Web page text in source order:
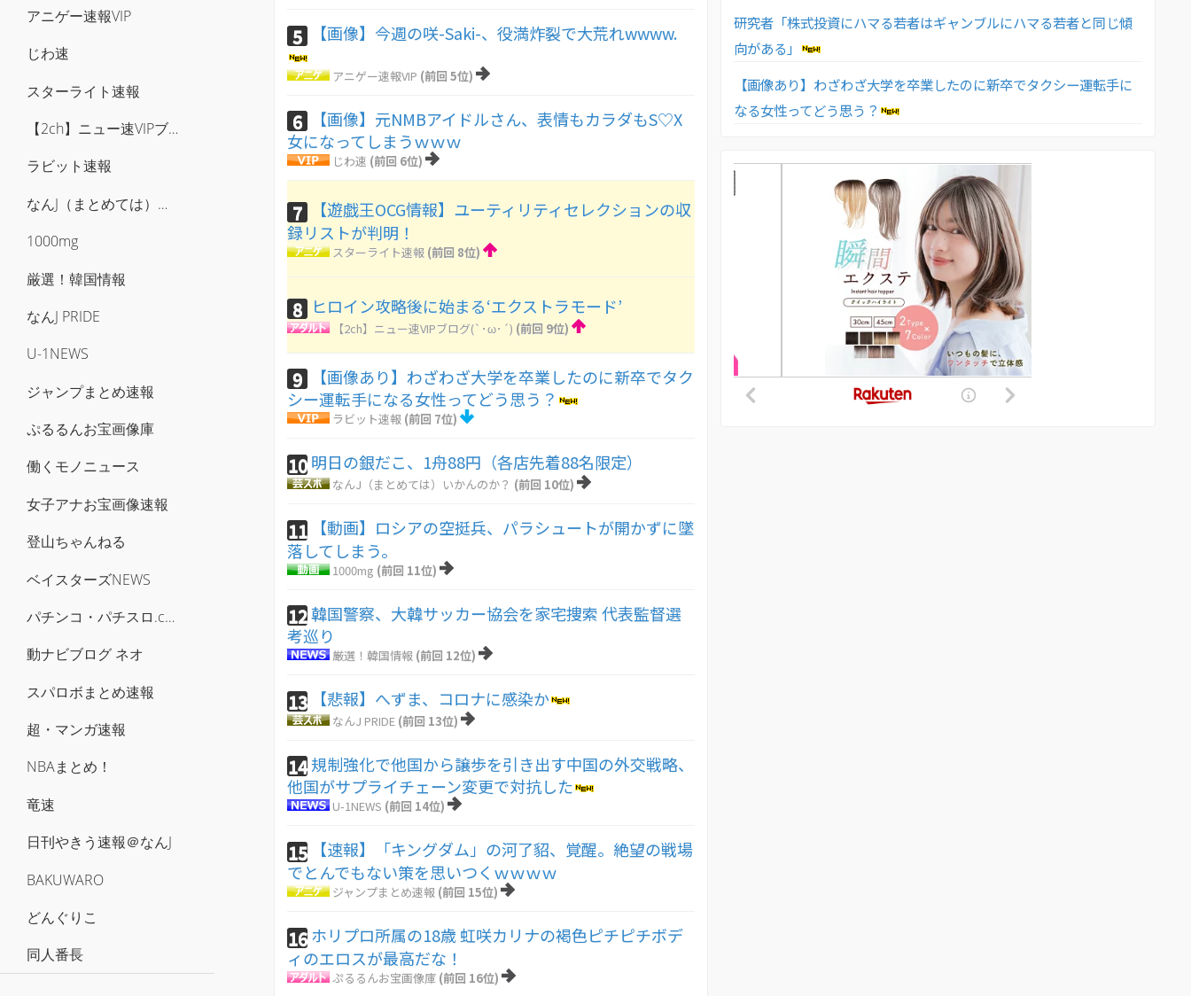
5 【画像】今週の咲-Saki-、役満炸裂で大荒れwwww.
アニゲー速報VIP (前回 5位)
6
【画像】元NMBアイドルさん、表情もカラダもS♡X
女になってしまうｗｗｗ
じわ速 (前回 6位)
7
【遊戯王OCG情報】ユーティリティセレクションの収
録リストが判明！
スターライト速報 (前回 8位)
8 ヒロイン攻略後に始まる‘エクストラモード’
【2ch】ニュー速VIPブログ(`･ω･´) (前回 9位)
9
【画像あり】わざわざ大学を卒業したのに新卒でタク
シー運転手になる女性ってどう思う？
ラビット速報 (前回 7位)
10 明日の銀だこ、1舟88円（各店先着88名限定）
なんJ（まとめては）いかんのか？ (前回 10位)
11
【動画】ロシアの空挺兵、パラシュートが開かずに墜
落してしまう。
1000mg (前回 11位)
12韓国警察、大韓サッカー協会を家宅捜索 代表監督選
考巡り
厳選！韓国情報 (前回 12位)
13 【悲報】へずま、コロナに感染か
なんJ PRIDE (前回 13位)
14規制強化で他国から譲歩を引き出す中国の外交戦略、
他国がサプライチェーン変更で対抗した
U-1NEWS (前回 14位)
15
【速報】「キングダム」の河了貂、覚醒。絶望の戦場
でとんでもない策を思いつくｗｗｗｗ
ジャンプまとめ速報 (前回 15位)
16 ホリプロ所属の18歳 虹咲カリナの褐色ピチピチボデ
ィのエロスが最高だな！
ぷるるんお宝画像庫 (前回 16位)
研究者「株式投資にハマる若者はギャンブルにハマる若者と同じ傾
向がある」
【画像あり】わざわざ大学を卒業したのに新卒でタクシー運転手に
なる女性ってどう思う？
アニゲー速報VIP
じわ速
スターライト速報
【2ch】ニュー速VIPブログ(`･ω･´)
ラビット速報
なんJ（まとめては）いかんのか？
1000mg
厳選！韓国情報
なんJ PRIDE
U-1NEWS
ジャンプまとめ速報
ぷるるんお宝画像庫
働くモノニュース
女子アナお宝画像速報
登山ちゃんねる
ベイスターズNEWS
パチンコ・パチスロ.com
動ナビブログ ネオ
スパロボまとめ速報
超・マンガ速報
NBAまとめ！
竜速
日刊やきう速報＠なんJ
BAKUWARO
どんぐりこ
同人番長